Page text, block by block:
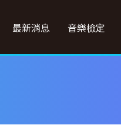
最新消息 音樂檢定